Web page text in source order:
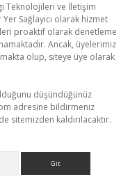
Teknolojileri ve İletişim
Sağlayıcı olarak hizmet
proaktif olarak denetleme
Ancak, üyelerimiz
olup, siteye üye olarak
düşündüğünüz
adresine bildirmeniz
sitemizden kaldırılacaktır.